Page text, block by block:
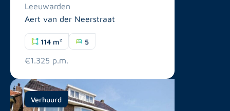
Leeuwarden
Aert van der Neerstraat
114 m² 5
€1.325 p.m.
Verhuurd